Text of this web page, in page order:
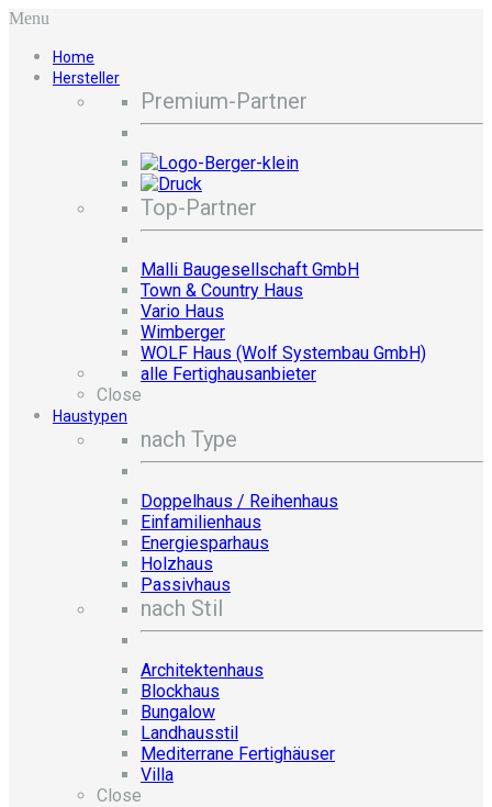
Menu
Home
Hersteller
Premium-Partner
Top-Partner
Malli Baugesellschaft GmbH
Town & Country Haus
Vario Haus
Wimberger
WOLF Haus (Wolf Systembau GmbH)
alle Fertighausanbieter
Close
Haustypen
nach Type
Doppelhaus / Reihenhaus
Einfamilienhaus
Energiesparhaus
Holzhaus
Passivhaus
nach Stil
Architektenhaus
Blockhaus
Bungalow
Landhausstil
Mediterrane Fertighäuser
Villa
Close